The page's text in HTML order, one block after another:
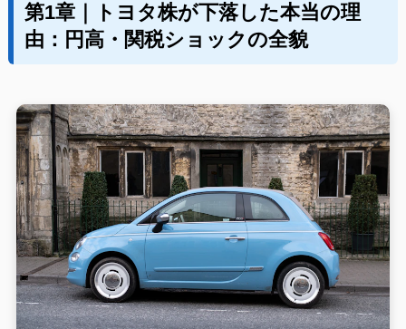
第1章｜トヨタ株が下落した本当の理
由：円高・関税ショックの全貌